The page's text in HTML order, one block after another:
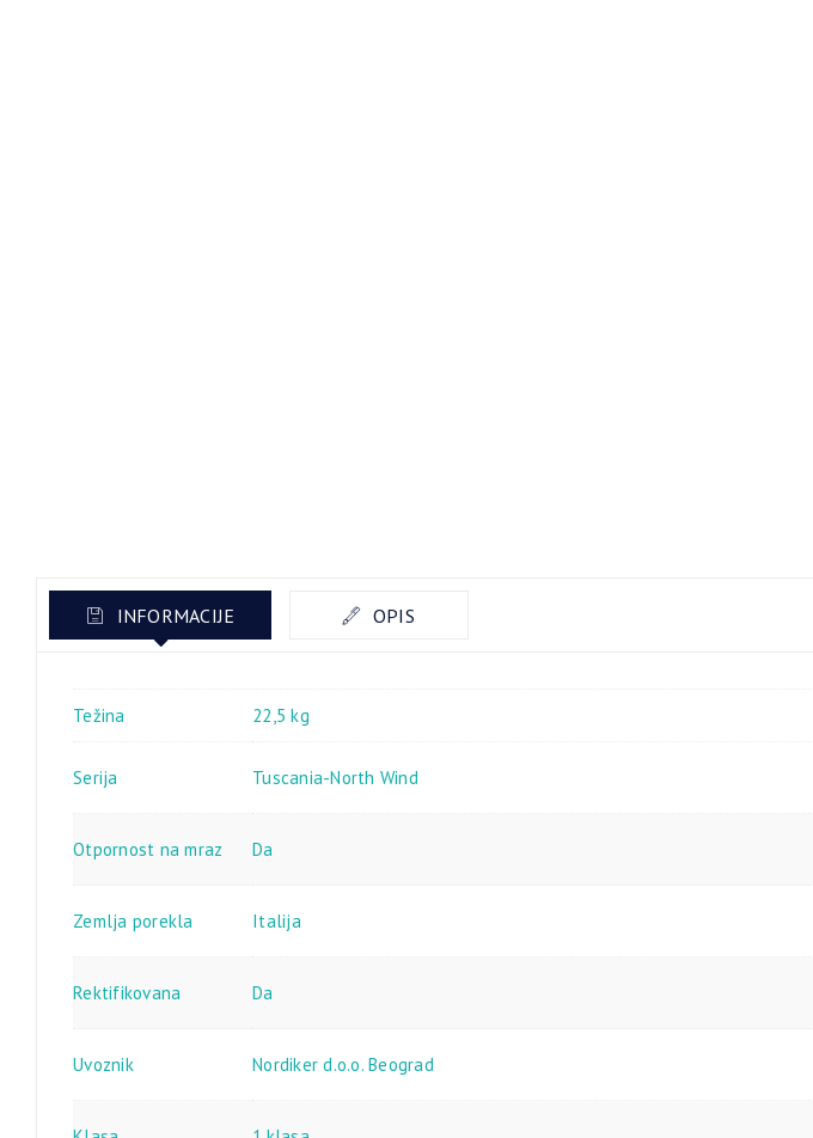
INFORMACIJE OPIS
Težina 22,5 kg
Serija Tuscania-North Wind
Otpornost na mraz Da
Zemlja porekla Italija
Rektifikovana Da
Uvoznik Nordiker d.o.o. Beograd